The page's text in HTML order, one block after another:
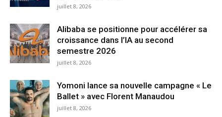
juillet 8, 2026
Alibaba se positionne pour accélérer sa
croissance dans l’IA au second
semestre 2026
juillet 8, 2026
Yomoni lance sa nouvelle campagne « Le
Ballet » avec Florent Manaudou
juillet 8, 2026